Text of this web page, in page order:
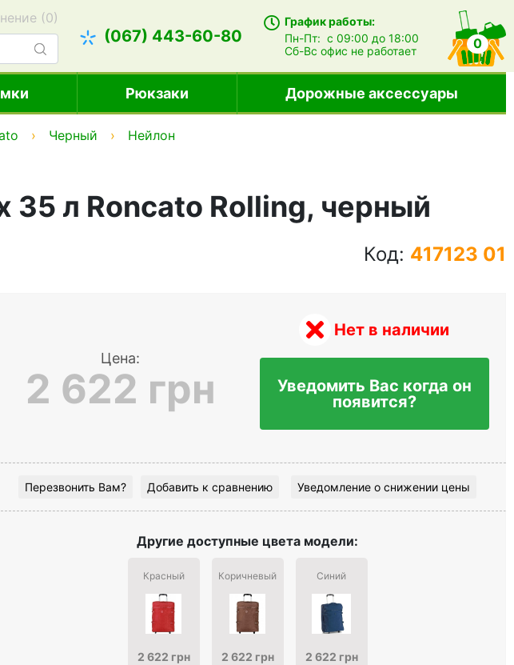
(0)
(067) 443-60-80
График работы:
Пн-Пт:с 09:00 до 18:00
Сб-Всофис не работает 0
Рюкзаки Дорожные аксессуары
Черный
Нейлон
35 л Roncato Rolling, черный
Код: 417123 01
Цена:
2 622 грн
Нет в наличии
Уведомить Вас когда он
появится?
Перезвонить Вам? Добавить к сравнению Уведомление о снижении цены
Другие доступные цвета модели:
Красный
2 622 грн
Коричневый
2 622 грн
Синий
2 622 грн